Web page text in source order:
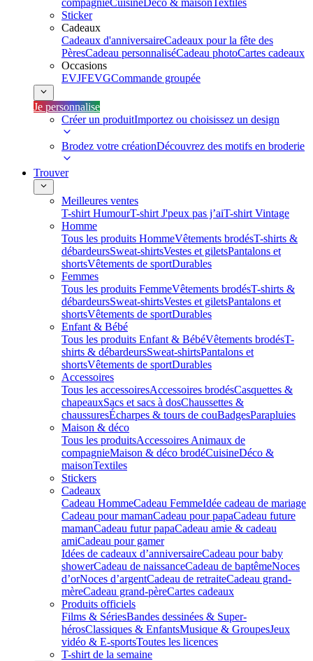
compagnieCuisineDéco & maisonTextiles
Sticker
Cadeaux
Cadeaux d'anniversaireCadeaux pour la fête des
PèresCadeau personnaliséCadeau photoCartes cadeaux
Occasions
EVJFEVGCommande groupée
Je personnalise
Créer un produitImportez ou choisissez un design
Brodez votre créationDécouvrez des motifs en broderie
Trouver
Meilleures ventes
T-shirt HumourT-shirt J'peux pas j’aiT-shirt Vintage
Homme
Tous les produits HommeVêtements brodésT-shirts &
débardeursSweat-shirtsVestes et giletsPantalons et
shortsVêtements de sportDurables
Femmes
Tous les produits FemmeVêtements brodésT-shirts &
débardeursSweat-shirtsVestes et giletsPantalons et
shortsVêtements de sportDurables
Enfant & Bébé
Tous les produits Enfant & BébéVêtements brodésT-
shirts & débardeursSweat-shirtsPantalons et
shortsVêtements de sportDurables
Accessoires
Tous les accessoiresAccessoires brodésCasquettes &
chapeauxSacs et sacs à dosChaussettes &
chaussuresÉcharpes & tours de couBadgesParapluies
Maison & déco
Tous les produitsAccessoires Animaux de
compagnieMaison & déco brodéCuisineDéco &
maisonTextiles
Stickers
Cadeaux
Cadeau HommeCadeau FemmeIdée cadeau de mariage​
Cadeau pour mamanCadeau pour papaCadeau future
mamanCadeau futur papaCadeau amie & cadeau
amiCadeau pour gamer
Idées de cadeaux d’anniversaireCadeau pour baby
showerCadeau de naissanceCadeau de baptêmeNoces
d’orNoces d’argentCadeau de retraiteCadeau grand-
mèreCadeau grand-pèreCartes cadeaux
Produits officiels
Films & SériesBandes dessinées & Super-
hérosClassiques & EnfantsMusique & GroupesJeux
vidéo & E-sportsToutes les licences
T-shirt de la semaine